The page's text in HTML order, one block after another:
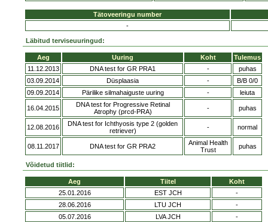
Tätoveeringu number
-
Läbitud terviseuuringud:
Aeg Uuring Koht
Tulemus
11.12.2013
DNA test for GR PRA1 -
puhas
03.09.2014
Düsplaasia -
B/B 0/0
09.09.2014
Pärilike silmahaiguste uuring - leiuta
16.04.2015
DNA test for Progressive Retinal
Atrophy (prcd-PRA)
- puhas
12.08.2016
DNA test for Ichthyosis type 2 (golden
retriever)
- normal
08.11.2017 DNA test for GR PRA2
Animal Health
Trust
puhas
Võidetud tiitlid:
Aeg Tiitel
Koht
25.01.2016
EST JCH
-
28.06.2016
LTU JCH
-
05.07.2016
LVA JCH -